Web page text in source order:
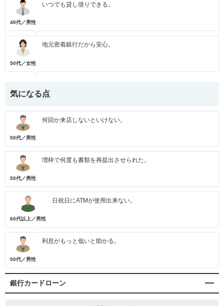
40代／男性
いつでも貸し借りできる。
50代／女性
地元密着銀行だから安心。
気になる点
50代／男性
何回か来店しないといけない。
50代／男性
増枠で何度も書類を再提出させられた。
60代以上／男性
日祝日にATMが使用出来ない。
50代／男性
利息がもっと低いと助かる。
銀行カードローン